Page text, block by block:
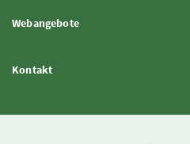
WebangeboteInhalt aufklappen
KontaktInhalt aufklappen